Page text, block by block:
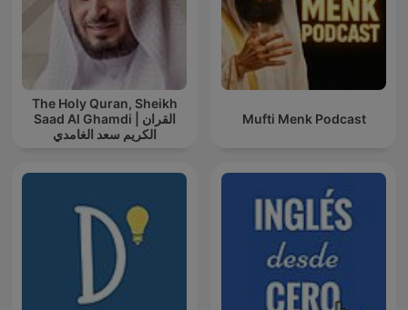
The Holy Quran, Sheikh
Saad Al Ghamdi | القران
الكريم سعد الغامدي
Mufti Menk Podcast